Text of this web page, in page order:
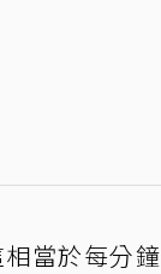
當於每分鐘